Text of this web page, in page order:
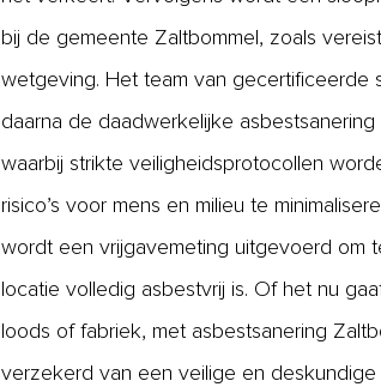
bij de gemeente Zaltbommel, zoals
wetgeving. Het team van gecertificeerde
daarna de daadwerkelijke asbestsanering
waarbij strikte veiligheidsprotocollen
risico’s voor mens en milieu te
wordt een vrijgavemeting uitgevoerd om
locatie volledig asbestvrij is. Of het nu
loods of fabriek, met asbestsanering
verzekerd van een veilige en deskundige